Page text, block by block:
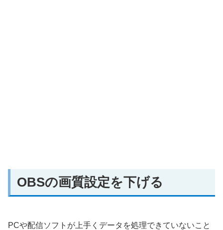
OBSの画質設定を下げる
PCや配信ソフトが上手くデータを処理できていないこと